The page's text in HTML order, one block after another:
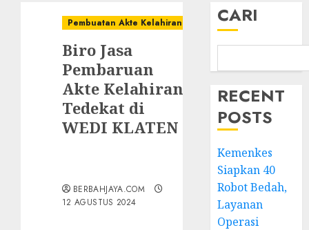
Pembuatan Akte Kelahiran
Biro Jasa
Pembaruan
Akte Kelahiran
Tedekat di
WEDI KLATEN
BERBAHJAYA.COM
12 AGUSTUS 2024
CARI
RECENT
POSTS
Kemenkes
Siapkan 40
Robot Bedah,
Layanan
Operasi